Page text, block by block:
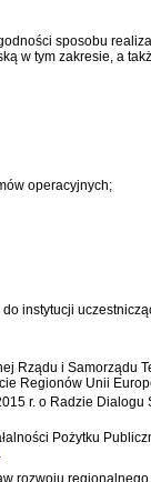
sposobu
w tym zakresie, a
operacyjnych;
instytucji
Rządu i Samorządu
Regionów Unii
r. o Radzie Dialogu
Pożytku